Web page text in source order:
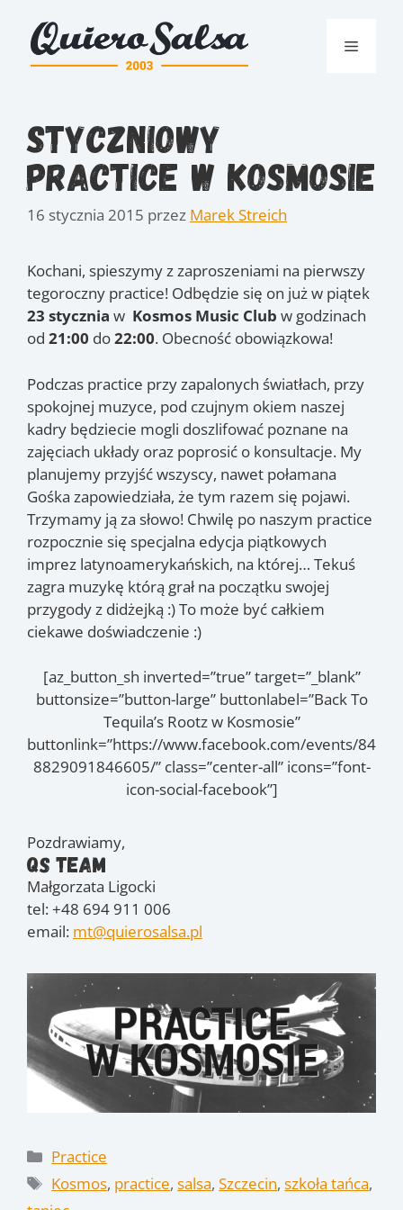
treści
Menu
Styczniowy
Practice w Kosmosie
16 stycznia 2015 przez Marek Streich
Kochani, spieszymy z zaproszeniami na pierwszy
tegoroczny practice! Odbędzie się on już w piątek
23 stycznia w Kosmos Music Club w godzinach
od 21:00 do22:00. Obecność obowiązkowa!
Podczas practice przy zapalonych światłach, przy
spokojnej muzyce, pod czujnym okiem naszej
kadry będziecie mogli doszlifować poznane na
zajęciach układy oraz poprosić o konsultacje. My
planujemy przyjść wszyscy, nawet połamana
Gośka zapowiedziała, że tym razem się pojawi.
Trzymamy ją za słowo! Chwilę po naszym practice
rozpocznie się specjalna edycja piątkowych
imprez latynoamerykańskich, na której… Tekuś
zagra muzykę którą grał na początku swojej
przygody z didżejką :) To może być całkiem
ciekawe doświadczenie :)
[az_button_sh inverted=”true” target=”_blank”
buttonsize=”button-large” buttonlabel=”Back To
Tequila’s Rootz w Kosmosie”
buttonlink=”https://www.facebook.com/events/84
8829091846605/” class=”center-all” icons=”font-
icon-social-facebook”]
Pozdrawiamy,
QS Team
Małgorzata Ligocki
tel: +48 694 911 006
email: mt@quierosalsa.pl
Kategorie
Practice
Tagi
Kosmos, practice,salsa,Szczecin,szkoła tańca,